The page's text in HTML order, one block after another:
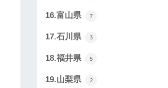
16.富山県 7
17.石川県 3
18.福井県 5
19.山梨県 2